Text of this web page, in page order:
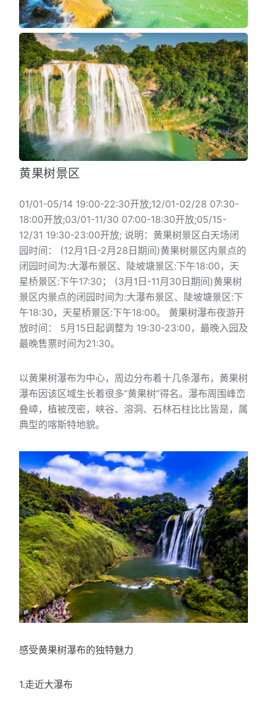
黄果树景区
01/01-05/14 19:00-22:30开放;12/01-02/28 07:30-
18:00开放;03/01-11/30 07:00-18:30开放;05/15-
12/31 19:30-23:00开放; 说明：黄果树景区白天场闭
园时间： (12月1日-2月28日期间)黄果树景区内景点的
闭园时间为:大瀑布景区、陡坡塘景区:下午18:00，天
星桥景区:下午17:30； (3月1日-11月30日期间)黄果树
景区内景点的闭园时间为:大瀑布景区、陡坡塘景区:下
午18:30，天星桥景区:下午18:00。 黄果树瀑布夜游开
放时间： 5月15日起调整为 19:30-23:00，最晚入园及
最晚售票时间为21:30。
以黄果树瀑布为中心，周边分布着十几条瀑布，黄果树
瀑布因该区域生长着很多“黄果树”得名。瀑布周围峰峦
叠嶂，植被茂密，峡谷、溶洞、石林石柱比比皆是，属
典型的喀斯特地貌。
感受黄果树瀑布的独特魅力
1.走近大瀑布